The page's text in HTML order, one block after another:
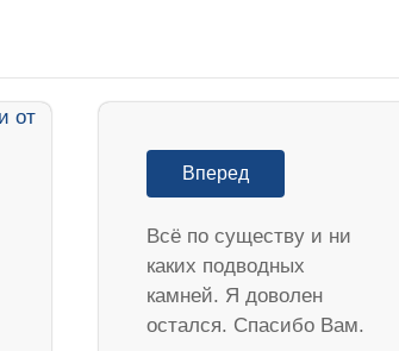
Вперед
Всё по существу и ни
каких подводных
камней. Я доволен
остался. Спасибо Вам.